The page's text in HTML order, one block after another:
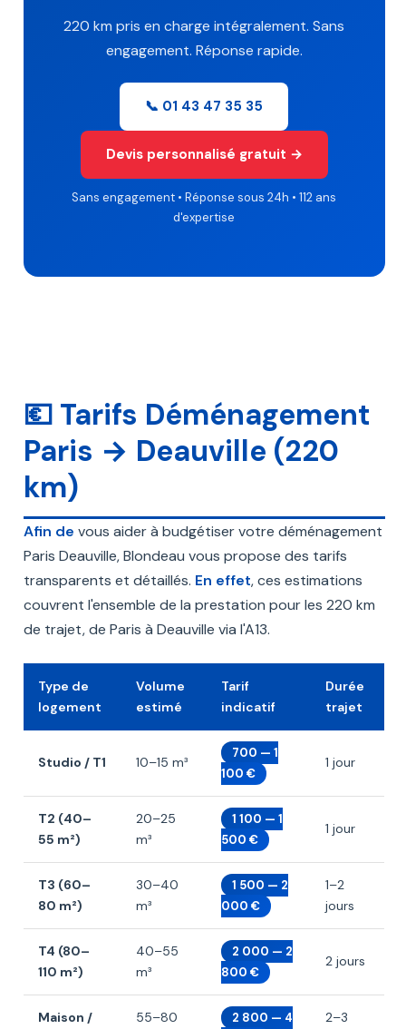
220 km pris en charge intégralement. Sans
engagement. Réponse rapide.
📞 01 43 47 35 35
Devis personnalisé gratuit →
Sans engagement • Réponse sous 24h • 112 ans
d'expertise
💶 Tarifs Déménagement
Paris → Deauville (220
km)
Afin de vous aider à budgétiser votre déménagement
Paris Deauville, Blondeau vous propose des tarifs
transparents et détaillés. En effet, ces estimations
couvrent l'ensemble de la prestation pour les 220 km
de trajet, de Paris à Deauville via l'A13.
Type de
logement
Volume
estimé
Tarif
indicatif
Durée
trajet
Studio / T1 10–15 m³
700 — 1
100 €
1 jour
T2 (40–
55 m²)
20–25
m³
1 100 — 1
500 €
1 jour
T3 (60–
80 m²)
30–40
m³
1 500 — 2
000 €
1–2
jours
T4 (80–
110 m²)
40–55
m³
2 000 — 2
800 €
2 jours
Maison / 55–80 2 800 — 4 2–3